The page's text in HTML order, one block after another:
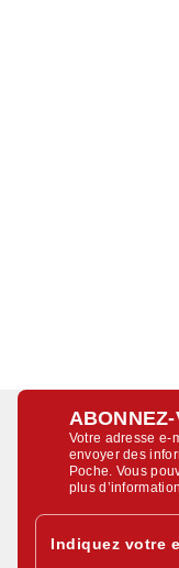
Votre adresse e-
envoyer des
Poche. Vous
plus
Indiquez votre